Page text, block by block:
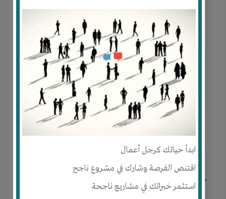
ابدأ حياتك كرجل أعمال
اقتنص الفرصة وشارك في مشروع ناجح
استثمر خبراتك في مشاريع ناجحة
النوع : الحبوب المطحونة
العنوان :أرمينيا- مصر-
يحتاج إلي : الخبرات- رأس المال-المكان-تسويق
آخر نشاط :منذ 4 سنوات
محل حلويات